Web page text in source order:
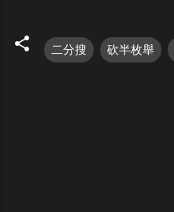
二分搜 砍半枚舉